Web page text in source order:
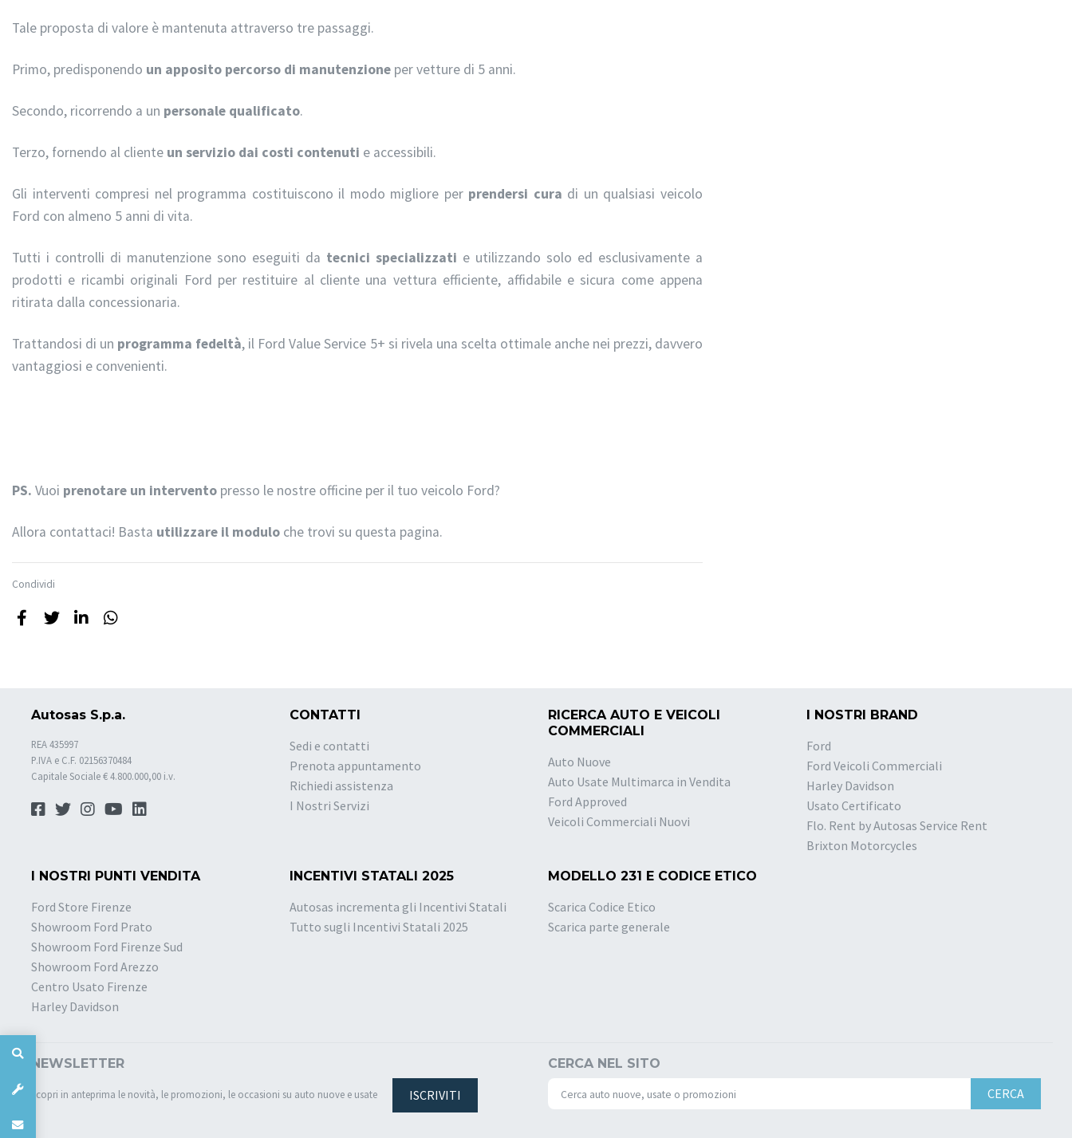
Tale proposta di valore è mantenuta attraverso tre passaggi.
Primo, predisponendo un apposito percorso di manutenzione per vetture di 5 anni.
Secondo, ricorrendo a un personale qualificato.
Terzo, fornendo al cliente un servizio dai costi contenuti e accessibili.
Gli interventi compresi nel programma costituiscono il modo migliore per prendersi cura di un qualsiasi veicolo
Ford con almeno 5 anni di vita.
Tutti i controlli di manutenzione sono eseguiti da tecnici specializzati e utilizzando solo ed esclusivamente a
prodotti e ricambi originali Ford per restituire al cliente una vettura efficiente, affidabile e sicura come appena
ritirata dalla concessionaria.
Trattandosi di un programma fedeltà, il Ford Value Service 5+ si rivela una scelta ottimale anche nei prezzi, davvero
vantaggiosi e convenienti.
PS. Vuoi prenotare un intervento presso le nostre officine per il tuo veicolo Ford?
Allora contattaci! Basta utilizzare il modulo che trovi su questa pagina.
Condividi
Autosas S.p.a.
REA 435997
P.IVA e C.F. 02156370484
Capitale Sociale € 4.800.000,00 i.v.
CONTATTI
Sedi e contatti
Prenota appuntamento
Richiedi assistenza
I Nostri Servizi
RICERCA AUTO E VEICOLI
COMMERCIALI
Auto Nuove
Auto Usate Multimarca in Vendita
Ford Approved
Veicoli Commerciali Nuovi
I NOSTRI BRAND
Ford
Ford Veicoli Commerciali
Harley Davidson
Usato Certificato
Flo. Rent by Autosas Service Rent
Brixton Motorcycles
I NOSTRI PUNTI VENDITA
Ford Store Firenze
Showroom Ford Prato
Showroom Ford Firenze Sud
Showroom Ford Arezzo
Centro Usato Firenze
Harley Davidson
INCENTIVI STATALI 2025
Autosas incrementa gli Incentivi Statali
Tutto sugli Incentivi Statali 2025
MODELLO 231 E CODICE ETICO
Scarica Codice Etico
Scarica parte generale
NEWSLETTER
Scopri in anteprima le novità, le promozioni, le occasioni su auto nuove e usate ISCRIVITI
CERCA NEL SITO
CERCA